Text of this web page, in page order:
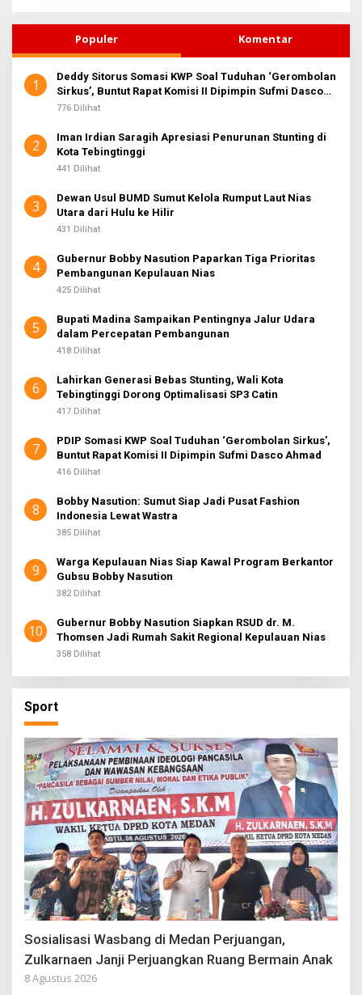
Populer Komentar
1
Deddy Sitorus Somasi KWP Soal Tuduhan ‘Gerombolan
Sirkus’, Buntut Rapat Komisi II Dipimpin Sufmi Dasco
Ahmad
776 Dilihat
2
Iman Irdian Saragih Apresiasi Penurunan Stunting di
Kota Tebingtinggi
441 Dilihat
3
Dewan Usul BUMD Sumut Kelola Rumput Laut Nias
Utara dari Hulu ke Hilir
431 Dilihat
4
Gubernur Bobby Nasution Paparkan Tiga Prioritas
Pembangunan Kepulauan Nias
425 Dilihat
5
Bupati Madina Sampaikan Pentingnya Jalur Udara
dalam Percepatan Pembangunan
418 Dilihat
6
Lahirkan Generasi Bebas Stunting, Wali Kota
Tebingtinggi Dorong Optimalisasi SP3 Catin
417 Dilihat
7
PDIP Somasi KWP Soal Tuduhan ‘Gerombolan Sirkus’,
Buntut Rapat Komisi II Dipimpin Sufmi Dasco Ahmad
416 Dilihat
8
Bobby Nasution: Sumut Siap Jadi Pusat Fashion
Indonesia Lewat Wastra
385 Dilihat
9
Warga Kepulauan Nias Siap Kawal Program Berkantor
Gubsu Bobby Nasution
382 Dilihat
10
Gubernur Bobby Nasution Siapkan RSUD dr. M.
Thomsen Jadi Rumah Sakit Regional Kepulauan Nias
358 Dilihat
Sport
Sosialisasi Wasbang di Medan Perjuangan,
Zulkarnaen Janji Perjuangkan Ruang Bermain Anak
8 Agustus 2026